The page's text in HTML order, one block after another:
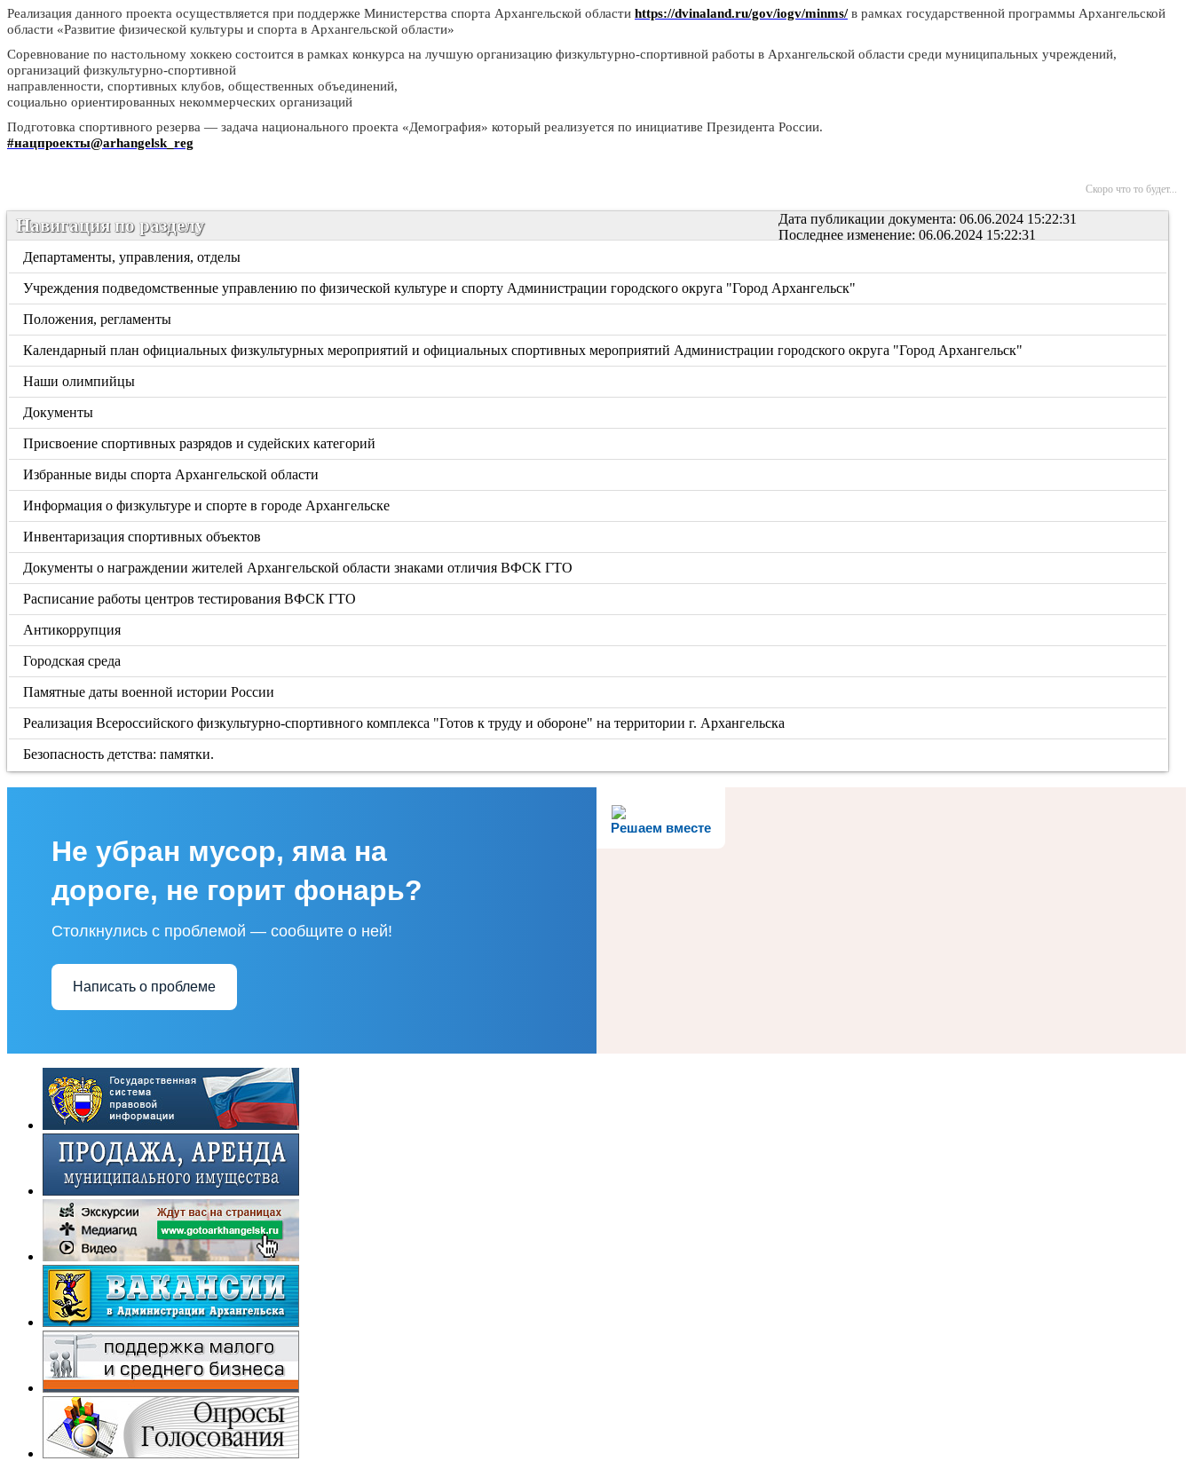
Реализация данного проекта осуществляется при поддержке Министерства спорта Архангельской области https://dvinaland.ru/gov/iogv/minms/в рамках государственной программы Архангельской
области «Развитие физической культуры и спорта в Архангельской области»
Соревнование по настольному хоккею состоится в рамках конкурса на лучшую организацию физкультурно-спортивной работы в Архангельской области среди муниципальных учреждений,
организаций физкультурно-спортивной
направленности, спортивных клубов, общественных объединений,
социально ориентированных некоммерческих организаций
Подготовка спортивного резерва — задача национального проекта «Демография» который реализуется по инициативе Президента России.
#нацпроекты@arhangelsk_reg
Скоро что то будет...
Дата публикации документа: 06.06.2024 15:22:31
Последнее изменение: 06.06.2024 15:22:31
Навигация по разделу
Департаменты, управления, отделы
Учреждения подведомственные управлению по физической культуре и спорту Администрации городского округа "Город Архангельск"
Положения, регламенты
Календарный план официальных физкультурных мероприятий и официальных спортивных мероприятий Администрации городского округа "Город Архангельск"
Наши олимпийцы
Документы
Присвоение спортивных разрядов и судейских категорий
Избранные виды спорта Архангельской области
Информация о физкультуре и спорте в городе Архангельске
Инвентаризация спортивных объектов
Документы о награждении жителей Архангельской области знаками отличия ВФСК ГТО
Расписание работы центров тестирования ВФСК ГТО
Антикоррупция
Городская среда
Памятные даты военной истории России
Реализация Всероссийского физкультурно-спортивного комплекса "Готов к труду и обороне" на территории г. Архангельска
Безопасность детства: памятки.
Решаем вместе
Не убран мусор, яма на
дороге, не горит фонарь?
Столкнулись с проблемой — сообщите о ней!
Написать о проблеме